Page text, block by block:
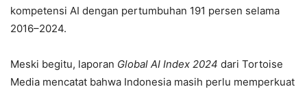
kompetensi AI dengan pertumbuhan 191 persen selama
2016–2024.
Meski begitu, laporan Global AI Index 2024 dari Tortoise
Media mencatat bahwa Indonesia masih perlu memperkuat